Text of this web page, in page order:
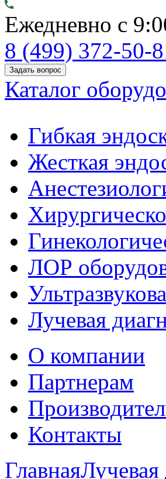
Ежедневно с
8 (499) 372-50-
Задать вопрос
Каталог
Гибкая
Жесткая
ЛОР
Лучевая
О компании
Партнерам
Контакты
ГлавнаяЛучевая